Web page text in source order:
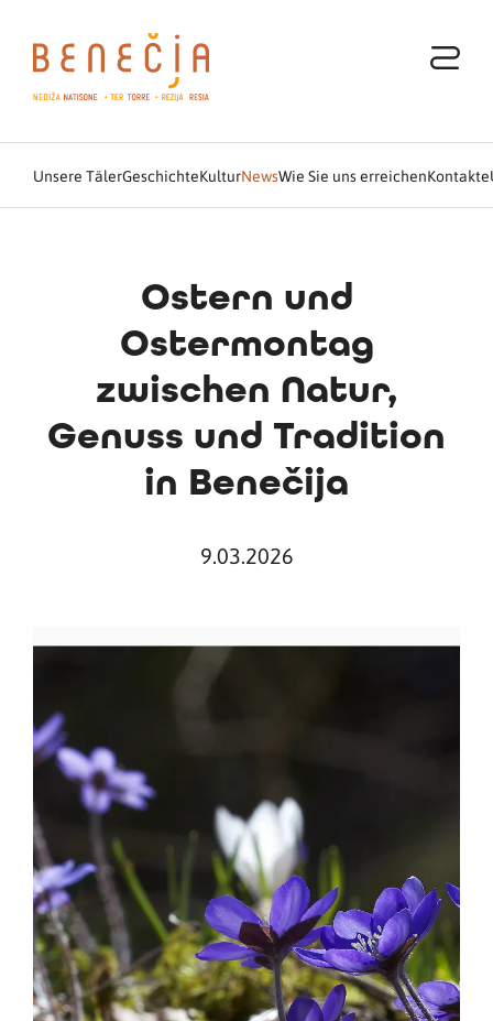
Unsere TälerGeschichteKulturNewsWie Sie uns erreichenKontakte
Ostern und
Ostermontag
zwischen Natur,
Genuss und Tradition
in Benečija
9.03.2026